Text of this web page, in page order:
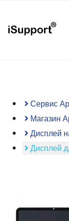
Сервис
Магазин
Дисплей
Дисплей